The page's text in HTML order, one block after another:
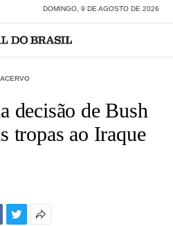
DOMINGO, 9 DE AGOSTO DE 2026
ACERVO
decisão de Bush
tropas ao Iraque